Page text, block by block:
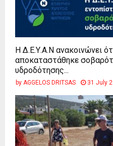
Η Δ.Ε.Υ.Α.Ν ανακοινώνει
αποκαταστάθηκε
υδροδότησης...
by AGGELOS DRITSAS 31 July